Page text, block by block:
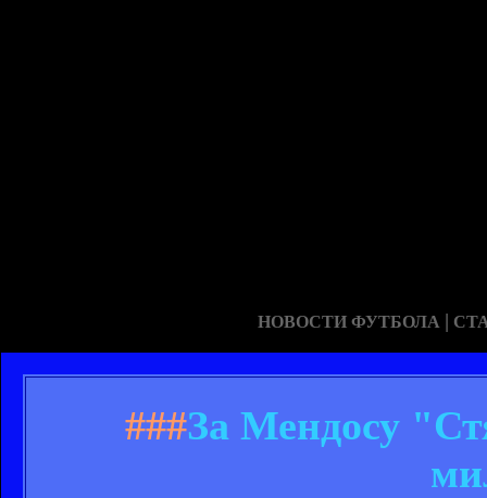
НОВОСТИ ФУТБОЛА |
###За Мендосу